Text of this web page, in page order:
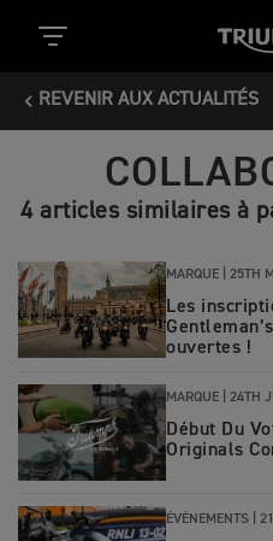
REVENIR AUX ACTUALITÉS
4 articles similaires à
MARQUE | 25TH
Les
ouvertes !
MARQUE | 24TH
Début Du
Originals
ÉVÉNEMENTS |